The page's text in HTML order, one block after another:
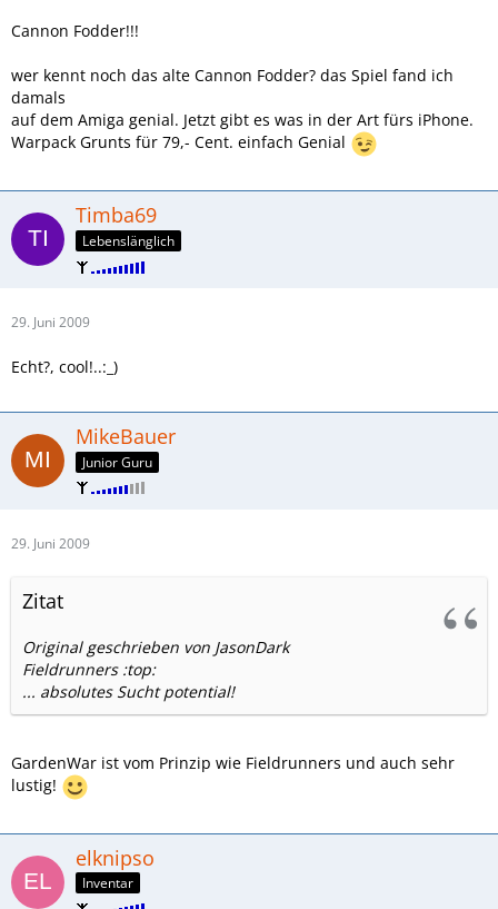
Cannon Fodder!!!
wer kennt noch das alte Cannon Fodder? das Spiel fand ich
damals
auf dem Amiga genial. Jetzt gibt es was in der Art fürs iPhone.
Warpack Grunts für 79,- Cent. einfach Genial
Timba69
Lebenslänglich
29. Juni 2009
Echt?, cool!..:_)
MikeBauer
Junior Guru
29. Juni 2009
Zitat
Original geschrieben von JasonDark
Fieldrunners :top:
... absolutes Sucht potential!
GardenWar ist vom Prinzip wie Fieldrunners und auch sehr
lustig!
elknipso
Inventar